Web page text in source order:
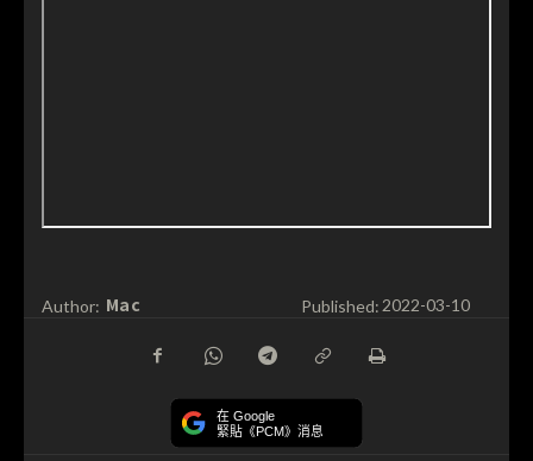
Author: Mac Published:2022-03-10
在 Google
緊貼《PCM》消息